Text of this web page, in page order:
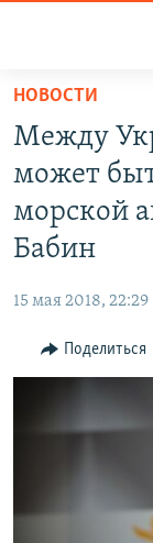
Вернуться
основному
содержанию
главной
Вернутся
поиску
СПЕЦПРОЕКТЫ
КАРТА
ИСТОРИЯ
ИНФОГРАФИКА
СОВЕТЫ
ПОБЕДИТЕЛЕЙ НЕ
РАДІО СВОБОДА
КАК ОБОЙТИ
Українською
НОВОСТИ
Между
может
морской
Бабин
15 мая 2018, 22:29
Поделиться